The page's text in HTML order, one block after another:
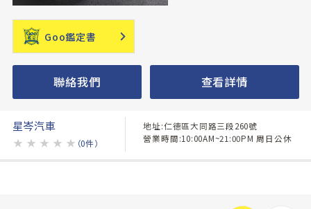
Goo鑑定書
聯絡我們 查看詳情
星岑汽車
★ ★ ★ ★ ★ （0件）
地址:仁德區大同路三段260號
營業時間:10:00AM~21:00PM 周日公休